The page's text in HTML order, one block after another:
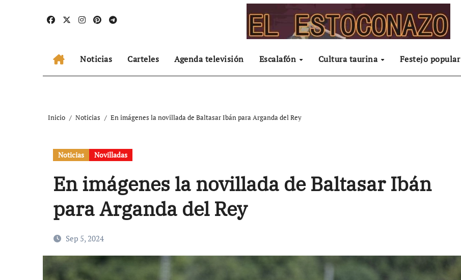
Noticias Carteles Agenda televisión Escalafón Cultura taurina Festejo popular
Inicio Noticias En imágenes la novillada de Baltasar Ibán para Arganda del Rey
Noticias Novilladas
En imágenes la novillada de Baltasar Ibán
para Arganda del Rey
Sep 5, 2024